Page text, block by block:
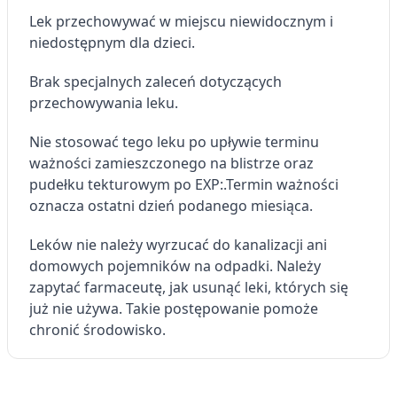
Lek przechowywać w miejscu niewidocznym i
niedostępnym dla dzieci.
Brak specjalnych zaleceń dotyczących
przechowywania leku.
Nie stosować tego leku po upływie terminu
ważności zamieszczonego na blistrze oraz
pudełku tekturowym po EXP:.Termin ważności
oznacza ostatni dzień podanego miesiąca.
Leków nie należy wyrzucać do kanalizacji ani
domowych pojemników na odpadki. Należy
zapytać farmaceutę, jak usunąć leki, których się
już nie używa. Takie postępowanie pomoże
chronić środowisko.